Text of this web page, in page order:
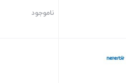
ناموجود